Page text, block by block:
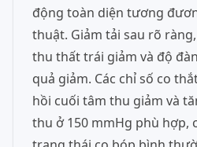
động toàn diện tương
thuật. Giảm tải sau rõ
thu thất trái giảm và độ
quả giảm. Các chỉ số co
hồi cuối tâm thu giảm và
thu ở 150 mmHg phù hợp,